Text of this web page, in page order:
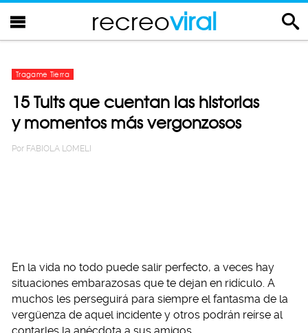
recreoviral
Tragame Tierra
15 Tuits que cuentan las historias
y momentos más vergonzosos
Por FABIOLA LOMELI
En la vida no todo puede salir perfecto, a veces hay
situaciones embarazosas que te dejan en ridículo. A
muchos les perseguirá para siempre el fantasma de la
vergüenza de aquel incidente y otros podrán reírse al